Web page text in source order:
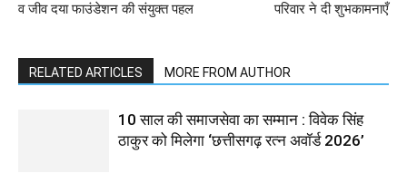
व जीव दया फाउंडेशन की संयुक्त पहल
परिवार ने दी शुभकामनाएँ
RELATED ARTICLES MORE FROM AUTHOR
10 साल की समाजसेवा का सम्मान : विवेक सिंह
ठाकुर को मिलेगा ‘छत्तीसगढ़ रत्न अवॉर्ड 2026’